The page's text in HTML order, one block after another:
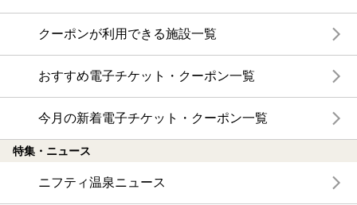
クーポンが利用できる施設一覧
おすすめ電子チケット・クーポン一覧
今月の新着電子チケット・クーポン一覧
特集・ニュース
ニフティ温泉ニュース